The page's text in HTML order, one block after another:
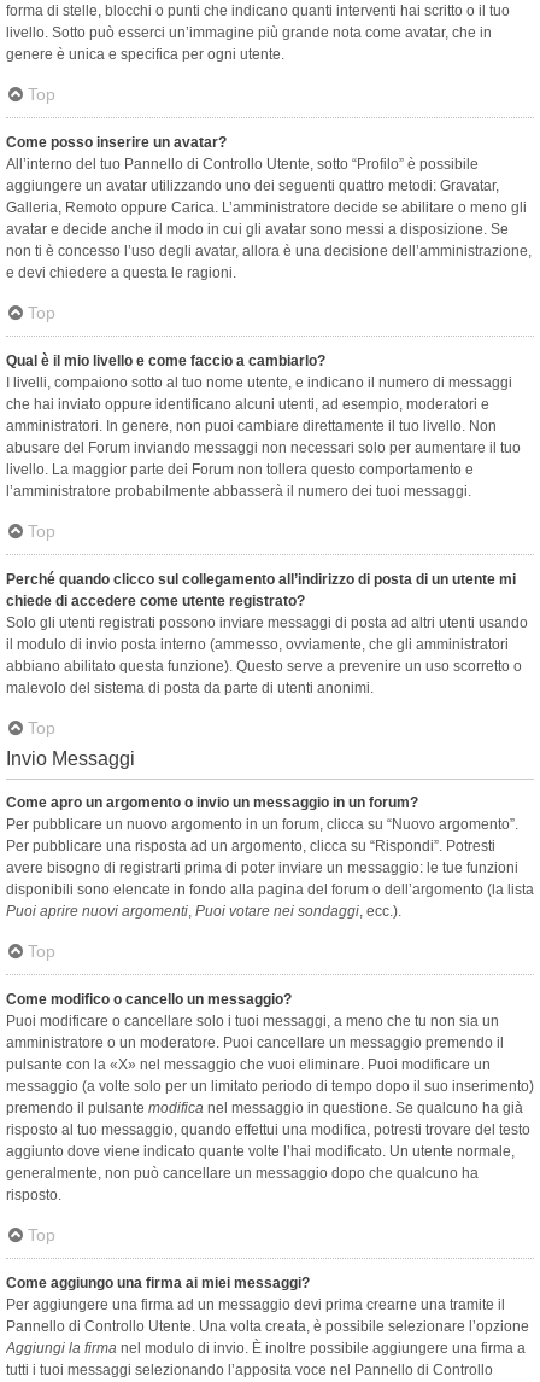
forma di stelle, blocchi o punti che indicano quanti interventi hai scritto o il tuo
livello. Sotto può esserci un’immagine più grande nota come avatar, che in
genere è unica e specifica per ogni utente.
Top
Come posso inserire un avatar?
All’interno del tuo Pannello di Controllo Utente, sotto “Profilo” è possibile
aggiungere un avatar utilizzando uno dei seguenti quattro metodi: Gravatar,
Galleria, Remoto oppure Carica. L’amministratore decide se abilitare o meno gli
avatar e decide anche il modo in cui gli avatar sono messi a disposizione. Se
non ti è concesso l’uso degli avatar, allora è una decisione dell’amministrazione,
e devi chiedere a questa le ragioni.
Top
Qual è il mio livello e come faccio a cambiarlo?
I livelli, compaiono sotto al tuo nome utente, e indicano il numero di messaggi
che hai inviato oppure identificano alcuni utenti, ad esempio, moderatori e
amministratori. In genere, non puoi cambiare direttamente il tuo livello. Non
abusare del Forum inviando messaggi non necessari solo per aumentare il tuo
livello. La maggior parte dei Forum non tollera questo comportamento e
l’amministratore probabilmente abbasserà il numero dei tuoi messaggi.
Top
Perché quando clicco sul collegamento all’indirizzo di posta di un utente mi
chiede di accedere come utente registrato?
Solo gli utenti registrati possono inviare messaggi di posta ad altri utenti usando
il modulo di invio posta interno (ammesso, ovviamente, che gli amministratori
abbiano abilitato questa funzione). Questo serve a prevenire un uso scorretto o
malevolo del sistema di posta da parte di utenti anonimi.
Top
Invio Messaggi
Come apro un argomento o invio un messaggio in un forum?
Per pubblicare un nuovo argomento in un forum, clicca su “Nuovo argomento”.
Per pubblicare una risposta ad un argomento, clicca su “Rispondi”. Potresti
avere bisogno di registrarti prima di poter inviare un messaggio: le tue funzioni
disponibili sono elencate in fondo alla pagina del forum o dell’argomento (la lista
Puoi aprire nuovi argomenti, Puoi votare nei sondaggi, ecc.).
Top
Come modifico o cancello un messaggio?
Puoi modificare o cancellare solo i tuoi messaggi, a meno che tu non sia un
amministratore o un moderatore. Puoi cancellare un messaggio premendo il
pulsante con la «X» nel messaggio che vuoi eliminare. Puoi modificare un
messaggio (a volte solo per un limitato periodo di tempo dopo il suo inserimento)
premendo il pulsante modifica nel messaggio in questione. Se qualcuno ha già
risposto al tuo messaggio, quando effettui una modifica, potresti trovare del testo
aggiunto dove viene indicato quante volte l’hai modificato. Un utente normale,
generalmente, non può cancellare un messaggio dopo che qualcuno ha
risposto.
Top
Come aggiungo una firma ai miei messaggi?
Per aggiungere una firma ad un messaggio devi prima crearne una tramite il
Pannello di Controllo Utente. Una volta creata, è possibile selezionare l’opzione
Aggiungi la firma nel modulo di invio. È inoltre possibile aggiungere una firma a
tutti i tuoi messaggi selezionando l’apposita voce nel Pannello di Controllo